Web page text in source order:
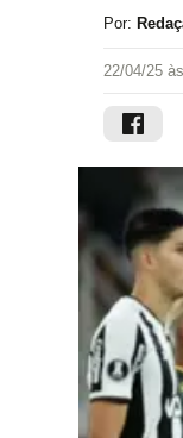
Por:
22/04/25